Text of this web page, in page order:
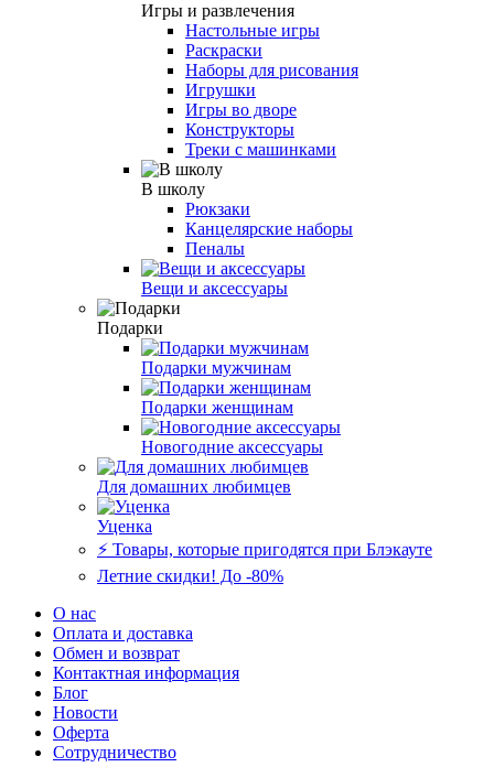
Игры и развлечения
Настольные игры
Раскраски
Наборы для рисования
Игрушки
Игры во дворе
Конструкторы
Треки с машинками
В школу
Рюкзаки
Канцелярские наборы
Пеналы
Вещи и аксессуары
Подарки
Подарки мужчинам
Подарки женщинам
Новогодние аксессуары
Для домашних любимцев
Уценка
⚡️ Товары, которые пригодятся при Блэкауте
Летние скидки! До -80%
О нас
Оплата и доставка
Обмен и возврат
Контактная информация
Блог
Новости
Оферта
Сотрудничество